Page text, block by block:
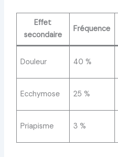
Effet
secondaire
Fréquence
Douleur 40 %
Ecchymose 25 %
Priapisme 3 %